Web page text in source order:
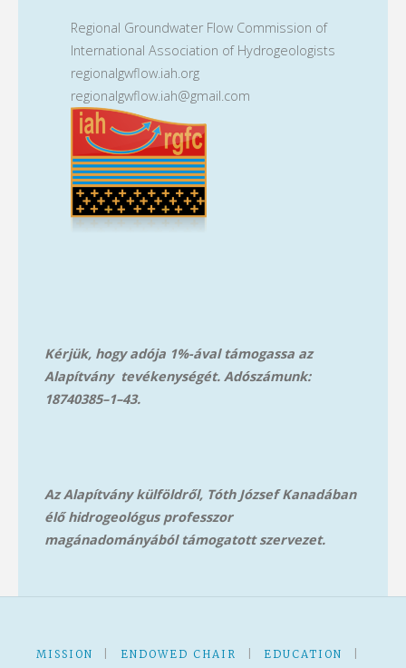
Regional Groundwater Flow Commission of
International Association of Hydrogeologists
regionalgwflow.iah.org
regionalgwflow.iah@gmail.com
Kérjük, hogy adója 1%-ával támogassa az
Alapítvány tevékenységét. Adószámunk:
18740385–1–43.
Az Alapítvány külföldről, Tóth József Kanadában
élő hidrogeológus professzor
magánadományából támogatott szervezet.
MISSION ENDOWED CHAIR EDUCATION